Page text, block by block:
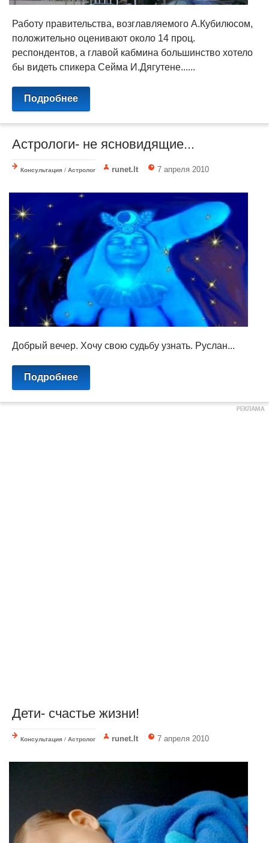
Работу правительства, возглавляемого А.Кубилюсом,
положительно оценивают около 14 проц.
респондентов, а главой кабмина большинство хотело
бы видеть спикера Сейма И.Дягутене......
Подробнее
Астрологи- не ясновидящие...
Консультация / Астролог runet.lt 7 апреля 2010
Добрый вечер. Хочу свою судьбу узнать. Руслан...
Подробнее
Дети- счастье жизни!
Консультация / Астролог runet.lt 7 апреля 2010